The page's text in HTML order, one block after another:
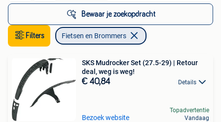
Bewaar je zoekopdracht
Filters Fietsen en Brommers
SKS Mudrocker Set (27.5-29) | Retour
deal, weg is weg!
€ 40,84 Details
Bezoek website
Topadvertentie
Vandaag